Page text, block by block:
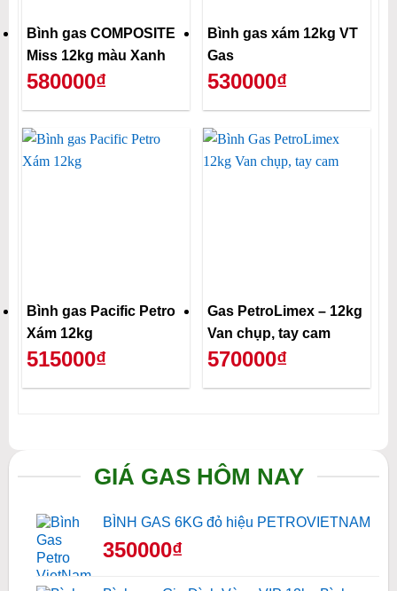
Bình gas COMPOSITE
Miss 12kg màu Xanh
580000₫
Bình gas xám 12kg VT
Gas
530000₫
Bình gas Pacific Petro
Xám 12kg
515000₫
Gas PetroLimex – 12kg
Van chụp, tay cam
570000₫
GIÁ GAS HÔM NAY
BÌNH GAS 6KG đỏ hiệu PETROVIETNAM
350000₫